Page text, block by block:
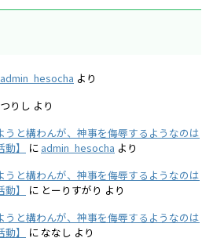
admin_hesocha より
つりし より
うと構わんが、神事を侮辱するようなのは
】
に admin_hesocha より
うと構わんが、神事を侮辱するようなのは
】
に とーりすがり より
うと構わんが、神事を侮辱するようなのは
】
に ななし より